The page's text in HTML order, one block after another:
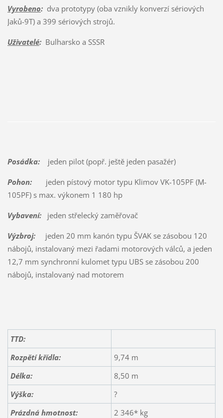
Vyrobeno:dva prototypy (oba vznikly konverzí sériových
Jaků-9T) a 399 sériových strojů.
Uživatelé:Bulharsko a SSSR
Posádka:jeden pilot (popř. ještě jeden pasažér)
Pohon:jeden pístový motor typu Klimov VK-105PF (M-
105PF) s max. výkonem 1 180 hp
Vybavení:jeden střelecký zaměřovač
Výzbroj:jeden 20 mm kanón typu ŠVAK se zásobou 120
nábojů, instalovaný mezi řadami motorových válců, a jeden
12,7 mm synchronní kulomet typu UBS se zásobou 200
nábojů, instalovaný nad motorem
TTD:
Rozpětí křídla:
9,74 m
Délka:
8,50 m
Výška:
?
Prázdná hmotnost:
2 346* kg